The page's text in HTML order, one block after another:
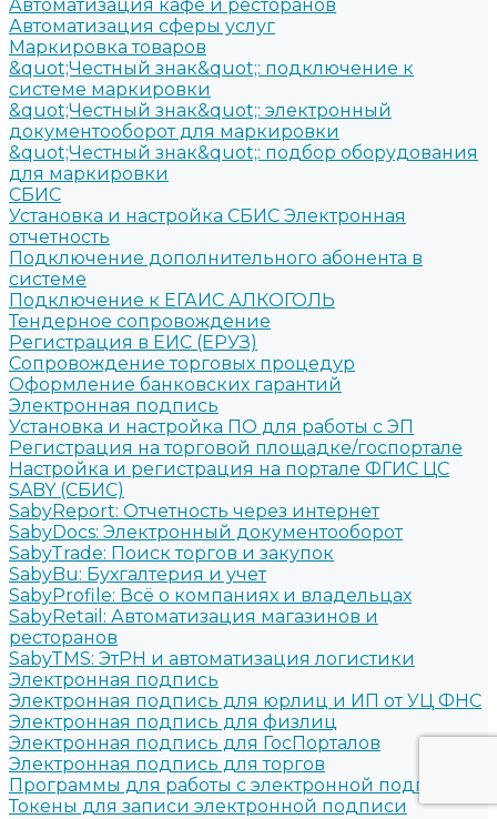
Автоматизация кафе и ресторанов
Автоматизация сферы услуг
Маркировка товаров
&quot;Честный знак&quot;: подключение к
системе маркировки
&quot;Честный знак&quot;: электронный
документооборот для маркировки
&quot;Честный знак&quot;: подбор оборудования
для маркировки
СБИС
Установка и настройка СБИС Электронная
отчетность
Подключение дополнительного абонента в
системе
Подключение к ЕГАИС АЛКОГОЛЬ
Тендерное сопровождение
Регистрация в ЕИС (ЕРУЗ)
Сопровождение торговых процедур
Оформление банковских гарантий
Электронная подпись
Установка и настройка ПО для работы с ЭП
Регистрация на торговой площадке/госпортале
Настройка и регистрация на портале ФГИС ЦС
SABY (СБИС)
SabyReport: Отчетность через интернет
SabyDocs: Электронный документооборот
SabyTrade: Поиск торгов и закупок
SabyBu: Бухгалтерия и учет
SabyProfile: Всё о компаниях и владельцах
SabyRetail: Автоматизация магазинов и
ресторанов
SabyTMS: ЭтРН и автоматизация логистики
Электронная подпись
Электронная подпись для юрлиц и ИП от УЦ ФНС
Электронная подпись для физлиц
Электронная подпись для ГосПорталов
Электронная подпись для торгов
Программы для работы с электронной подписью
Токены для записи электронной подписи